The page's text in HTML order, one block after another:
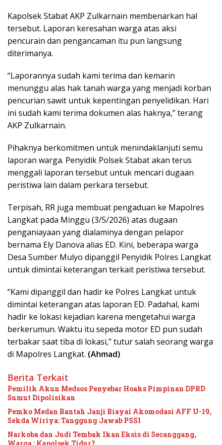
Kapolsek Stabat AKP Zulkarnain membenarkan hal
tersebut. Laporan keresahan warga atas aksi
pencurain dan pengancaman itu pun langsung
diterimanya.
“Laporannya sudah kami terima dan kemarin
menunggu alas hak tanah warga yang menjadi korban
pencurian sawit untuk kepentingan penyelidikan. Hari
ini sudah kami terima dokumen alas haknya,” terang
AKP Zulkarnain.
Pihaknya berkomitmen untuk menindaklanjuti semu
laporan warga. Penyidik Polsek Stabat akan terus
menggali laporan tersebut untuk mencari dugaan
peristiwa lain dalam perkara tersebut.
Terpisah, RR juga membuat pengaduan ke Mapolres
Langkat pada Minggu (3/5/2026) atas dugaan
penganiayaan yang dialaminya dengan pelapor
bernama Ely Danova alias ED. Kini, beberapa warga
Desa Sumber Mulyo dipanggil Penyidik Polres Langkat
untuk dimintai keterangan terkait peristiwa tersebut.
“Kami dipanggil dan hadir ke Polres Langkat untuk
dimintai keterangan atas laporan ED. Padahal, kami
hadir ke lokasi kejadian karena mengetahui warga
berkerumun. Waktu itu sepeda motor ED pun sudah
terbakar saat tiba di lokasi,” tutur salah seorang warga
di Mapolres Langkat. (Ahmad)
Berita Terkait
Pemilik Akun Medsos Penyebar Hoaks Pimpinan DPRD
Sumut Dipolisikan
Pemko Medan Bantah Janji Biayai Akomodasi AFF U-19,
Sekda Wiriya: Tanggung Jawab PSSI
Narkoba dan Judi Tembak Ikan Eksis di Secanggang,